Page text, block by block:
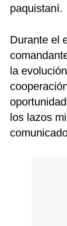
paquistaní.
Durante el
la
los lazos